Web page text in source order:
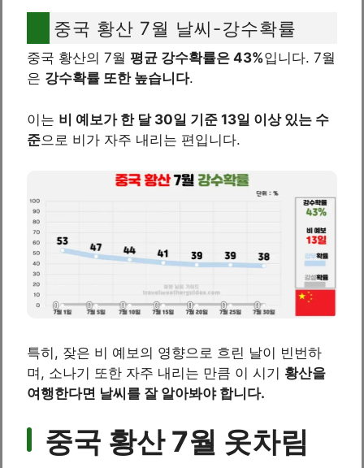
중국 황산 7월 날씨-강수확률
중국 황산의 7월 평균 강수확률은 43%입니다. 7월
은 강수확률 또한 높습니다.
이는 비 예보가 한 달 30일 기준 13일 이상 있는 수
준으로 비가 자주 내리는 편입니다.
특히, 잦은 비 예보의 영향으로 흐린 날이 빈번하
며, 소나기 또한 자주 내리는 만큼 이 시기 황산을
여행한다면 날씨를 잘 알아봐야 합니다.
중국 황산 7월 옷차림